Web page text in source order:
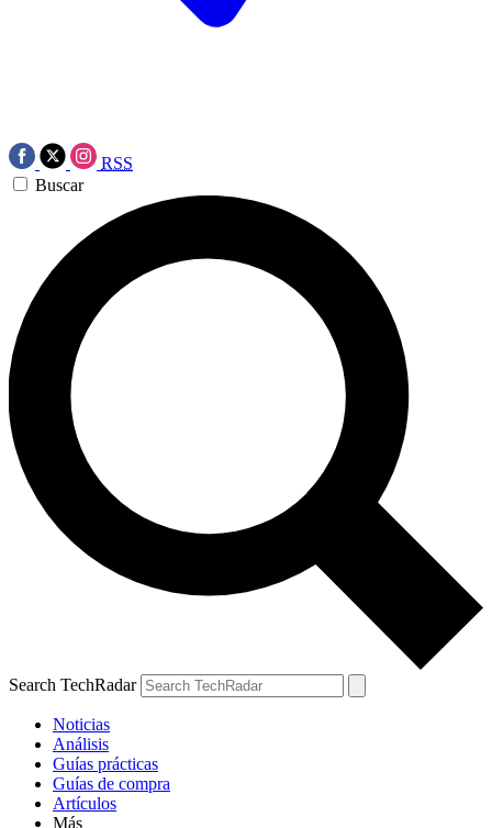
RSS
Buscar
Search TechRadar
Noticias
Análisis
Guías prácticas
Guías de compra
Artículos
Más